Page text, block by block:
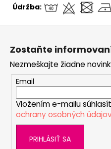
Údržba:
Zostaňte
Nezmeškajte žiadne
Email
Vložením e-mailu
ochrany osobných
PRIHLÁSIŤ SA